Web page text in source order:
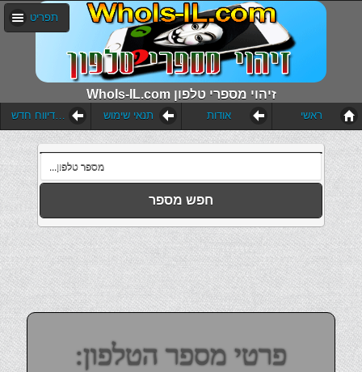
WhoIs-IL.com זיהוי מספרי טלפון
תפריט
הוסף דיווח חדש תנאי שימוש אודות ראשי
חפש מספר
פרטי מספר הטלפון: